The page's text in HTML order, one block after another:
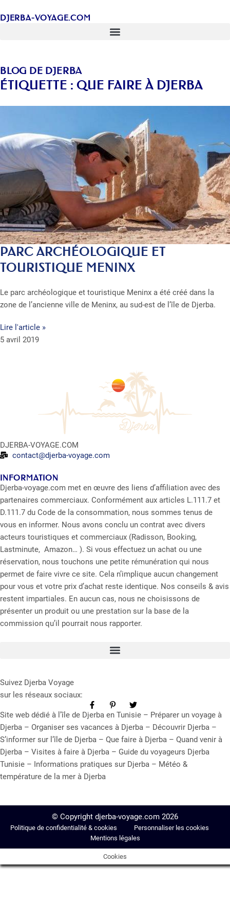
DJERBA-VOYAGE.COM
BLOG DE DJERBA
ÉTIQUETTE : QUE FAIRE À DJERBA
PARC ARCHÉOLOGIQUE ET
TOURISTIQUE MENINX
Le parc archéologique et touristique Meninx a été créé dans la
zone de l’ancienne ville de Meninx, au sud-est de l’île de Djerba.
Lire l'article »
5 avril 2019
DJERBA-VOYAGE.COM
contact@djerba-voyage.com
INFORMATION
Djerba-voyage.com met en œuvre des liens d’affiliation avec des
partenaires commerciaux. Conformément aux articles L.111.7 et
D.111.7 du Code de la consommation, nous sommes tenus de
vous en informer. Nous avons conclu un contrat avec divers
acteurs touristiques et commerciaux (Radisson, Booking,
Lastminute, Amazon… ). Si vous effectuez un achat ou une
réservation, nous touchons une petite rémunération qui nous
permet de faire vivre ce site. Cela n’implique aucun changement
pour vous et votre prix d’achat reste identique. Nos conseils & avis
restent impartiales. En aucun cas, nous ne choisissons de
présenter un produit ou une prestation sur la base de la
commission qu’il pourrait nous rapporter.
Suivez Djerba Voyage
sur les réseaux sociaux:
Site web dédié à l’île de Djerba en Tunisie – Préparer un voyage à
Djerba – Organiser ses vacances à Djerba – Découvrir Djerba –
S’informer sur l’île de Djerba – Que faire à Djerba – Quand venir à
Djerba – Visites à faire à Djerba – Guide du voyageurs Djerba
Tunisie – Informations pratiques sur Djerba – Météo &
température de la mer à Djerba
© Copyright djerba-voyage.com 2026
Politique de confidentialité & cookies
Personnaliser les cookies
Mentions légales
Cookies